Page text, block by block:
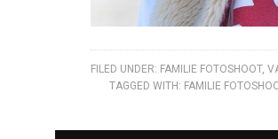
FILED UNDER: FAMILIE FOTOSHOOT,
TAGGED WITH: FAMILIE